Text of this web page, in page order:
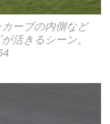
ーブの内側など
活きるシーン。